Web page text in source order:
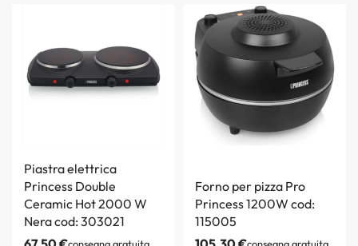
Piastra elettrica
Princess Double
Ceramic Hot 2000 W
Nera cod: 303021
Forno per pizza Pro
Princess 1200W cod:
115005